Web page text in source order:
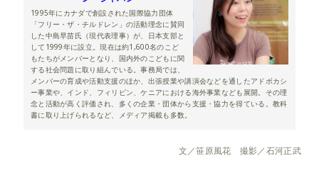
1995年にカナダで創設された国際協力団体
「フリー・ザ・チルドレン」の活動理念に賛同
した中島早苗氏（現代表理事）が、日本支部と
して1999年に設立。現在は約1,600名のこど
もたちがメンバーとなり、国内外のこどもに関
する社会問題に取り組んでいる。事務局では、
メンバーの育成や活動支援のほか、出張授業や講演会などを通したアドボカシ
ー事業や、インド、フィリピン、ケニアにおける海外事業なども展開。その理
念と活動が高く評価され、多くの企業・団体から支援・協力を得ている。教科
書に取り上げられるなど、メディア掲載も多数。
文／笹原風花 撮影／石河正武